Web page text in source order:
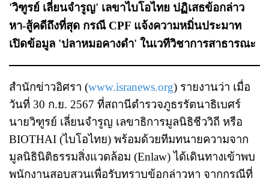
'วิฑูรย์ เลี่ยนจำรูญ' เลขาไบโอไทย ปฏิเสธข้อกล่าว
หา-สู้คดีถึงที่สุด กรณี CPF แจ้งความหมิ่นประมาท
เปิดข้อมูล 'ปลาหมอคางดำ' ในเวทีวิชาการสาธารณะ
สำนักข่าวอิศรา (www.isranews.org) รายงานว่า เมื่อ
วันที่ 30 ก.ย. 2567 ที่สถานีตำรวจภูธรรัตนาธิเบศร์
นายวิฑูรย์ เลี่ยนจำรูญ เลขาธิการมูลนิธิชีววิถี หรือ
BIOTHAI (ไบโอไทย) พร้อมด้วยทีมทนายความจาก
มูลนิธินิติธรรมสิ่งแวดล้อม (Enlaw) ได้เดินทางเข้าพบ
พนักงานสอบสวนเพื่อรับทราบข้อกล่าวหา จากกรณีที่